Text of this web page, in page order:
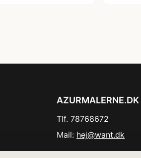
AZURMALERNE.DK
Tlf. 78768672
Mail: hej@want.dk